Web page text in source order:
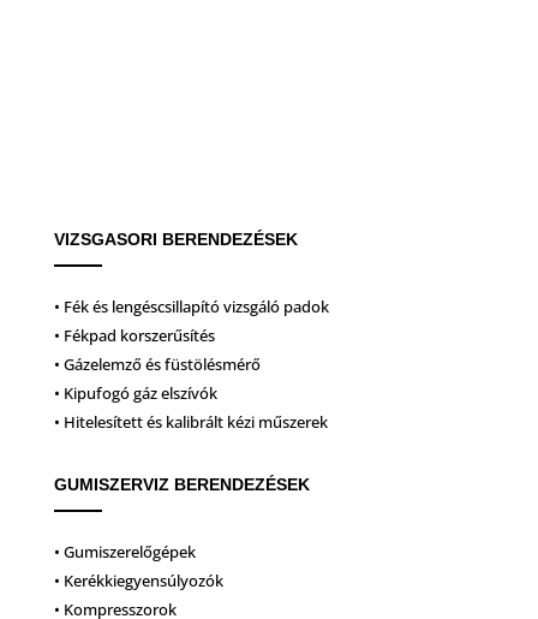
VIZSGASORI BERENDEZÉSEK
• Fék és lengéscsillapító vizsgáló padok
• Fékpad korszerűsítés
• Gázelemző és füstölésmérő
• Kipufogó gáz elszívók
• Hitelesített és kalibrált kézi műszerek
GUMISZERVIZ BERENDEZÉSEK
• Gumiszerelőgépek
• Kerékkiegyensúlyozók
• Kompresszorok